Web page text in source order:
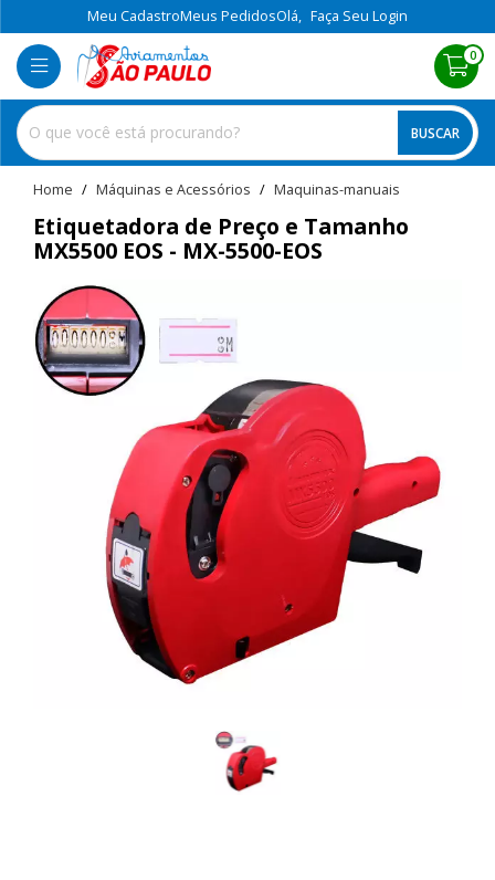
Meu CadastroMeus PedidosOlá, Faça Seu Login
BUSCAR
0
home Máquinas e Acessórios maquinas-manuais
Etiquetadora de Preço e Tamanho
MX5500 EOS - MX-5500-EOS